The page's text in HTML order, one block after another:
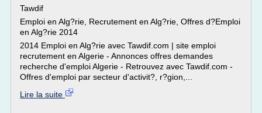
Tawdif
Emploi en Alg?rie, Recrutement en Alg?rie, Offres d?Emploi
en Alg?rie 2014
2014 Emploi en Alg?rie avec Tawdif.com | site emploi
recrutement en Algerie - Annonces offres demandes
recherche d'emploi Algerie - Retrouvez avec Tawdif.com -
Offres d'emploi par secteur d'activit?, r?gion,...
Lire la suite